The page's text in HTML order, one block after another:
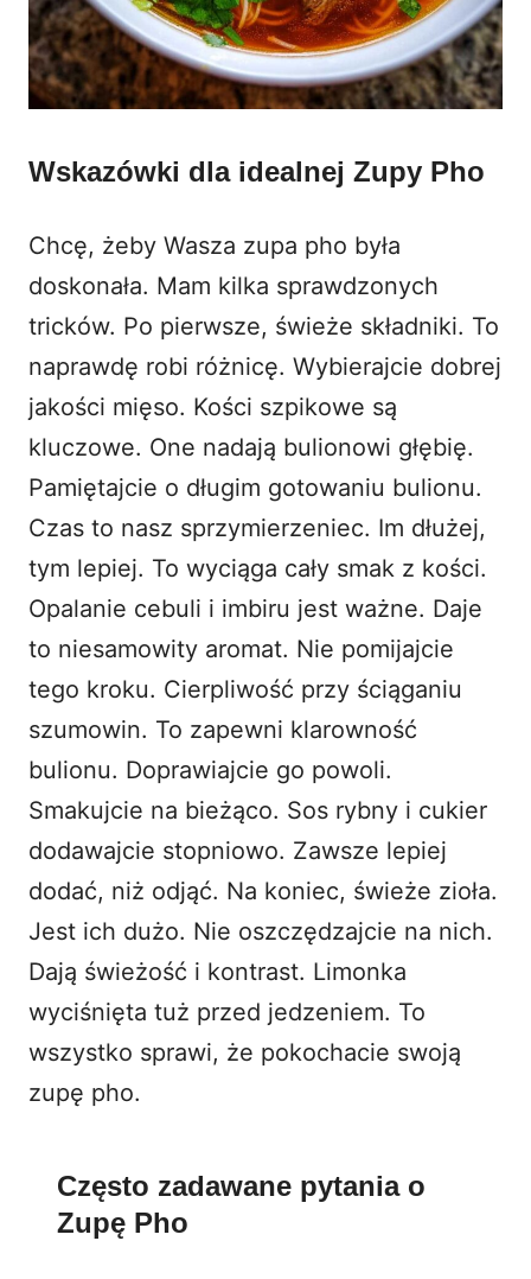
Wskazówki dla idealnej Zupy Pho
Chcę, żeby Wasza zupa pho była
doskonała. Mam kilka sprawdzonych
tricków. Po pierwsze, świeże składniki. To
naprawdę robi różnicę. Wybierajcie dobrej
jakości mięso. Kości szpikowe są
kluczowe. One nadają bulionowi głębię.
Pamiętajcie o długim gotowaniu bulionu.
Czas to nasz sprzymierzeniec. Im dłużej,
tym lepiej. To wyciąga cały smak z kości.
Opalanie cebuli i imbiru jest ważne. Daje
to niesamowity aromat. Nie pomijajcie
tego kroku. Cierpliwość przy ściąganiu
szumowin. To zapewni klarowność
bulionu. Doprawiajcie go powoli.
Smakujcie na bieżąco. Sos rybny i cukier
dodawajcie stopniowo. Zawsze lepiej
dodać, niż odjąć. Na koniec, świeże zioła.
Jest ich dużo. Nie oszczędzajcie na nich.
Dają świeżość i kontrast. Limonka
wyciśnięta tuż przed jedzeniem. To
wszystko sprawi, że pokochacie swoją
zupę pho.
Często zadawane pytania o
Zupę Pho